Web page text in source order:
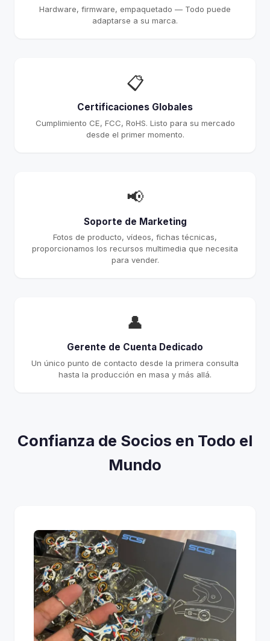
Hardware, firmware, empaquetado — Todo puede
adaptarse a su marca.
📋
Certificaciones Globales
Cumplimiento CE, FCC, RoHS. Listo para su mercado
desde el primer momento.
📢
Soporte de Marketing
Fotos de producto, vídeos, fichas técnicas,
proporcionamos los recursos multimedia que necesita
para vender.
👤
Gerente de Cuenta Dedicado
Un único punto de contacto desde la primera consulta
hasta la producción en masa y más allá.
Confianza de Socios en Todo el
Mundo